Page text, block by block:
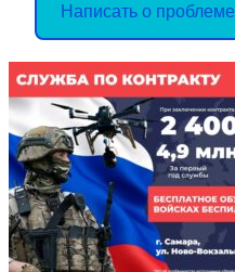
Написать о проблеме